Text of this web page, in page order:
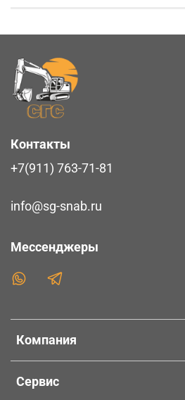
Компания
Сервис
Контакты
+7(911) 763-71-81
info@sg-snab.ru
Мессенджеры